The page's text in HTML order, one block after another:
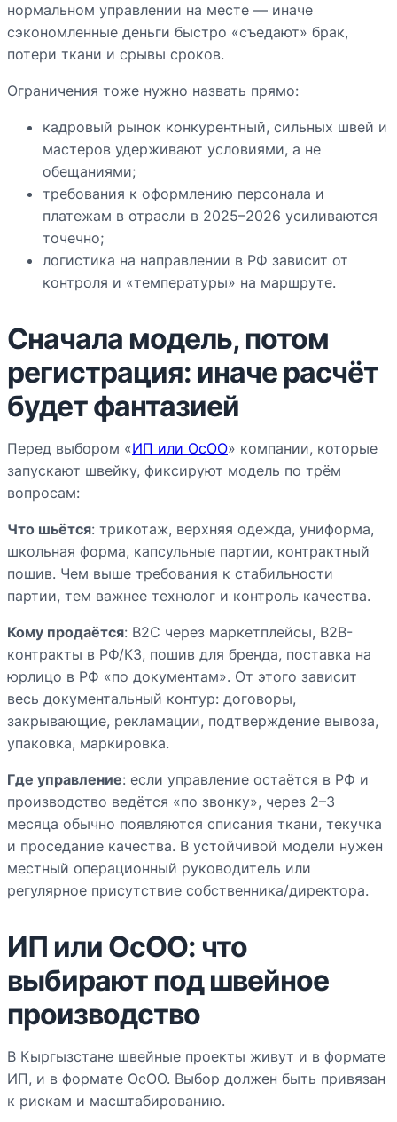
нормальном управлении на месте — иначе
сэкономленные деньги быстро «съедают» брак,
потери ткани и срывы сроков.
Ограничения тоже нужно назвать прямо:
кадровый рынок конкурентный, сильных швей и
мастеров удерживают условиями, а не
обещаниями;
требования к оформлению персонала и
платежам в отрасли в 2025–2026 усиливаются
точечно;
логистика на направлении в РФ зависит от
контроля и «температуры» на маршруте.
Сначала модель, потом
регистрация: иначе расчёт
будет фантазией
Перед выбором «ИП или ОсОО» компании, которые
запускают швейку, фиксируют модель по трём
вопросам:
Что шьётся: трикотаж, верхняя одежда, униформа,
школьная форма, капсульные партии, контрактный
пошив. Чем выше требования к стабильности
партии, тем важнее технолог и контроль качества.
Кому продаётся: B2C через маркетплейсы, B2B-
контракты в РФ/КЗ, пошив для бренда, поставка на
юрлицо в РФ «по документам». От этого зависит
весь документальный контур: договоры,
закрывающие, рекламации, подтверждение вывоза,
упаковка, маркировка.
Где управление: если управление остаётся в РФ и
производство ведётся «по звонку», через 2–3
месяца обычно появляются списания ткани, текучка
и проседание качества. В устойчивой модели нужен
местный операционный руководитель или
регулярное присутствие собственника/директора.
ИП или ОсОО: что
выбирают под швейное
производство
В Кыргызстане швейные проекты живут и в формате
ИП, и в формате ОсОО. Выбор должен быть привязан
к рискам и масштабированию.